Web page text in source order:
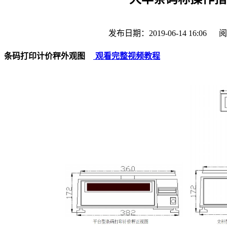
发布日期：2019-06-14 16:06
条码打印计价秤外观图 观看完整视频教程